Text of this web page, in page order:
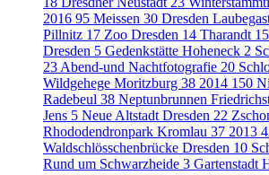
2016 95 Meissen 30 Dresden
Pillnitz 17 Zoo Dresden 14 Tharandt 15
Dresden 5 Gedenkstätte Hoheneck 2
23 Abend-und Nachtfotografie 20
Wildgehege Moritzburg 38 2014 150
Radebeul 38 Neptunbrunnen
Jens 5 Neue Altstadt Dresden 22
Rhododendronpark Kromlau 37 2013
Waldschlösschenbrücke Dresden 10
Rund um Schwarzheide 3 Gartenstadt